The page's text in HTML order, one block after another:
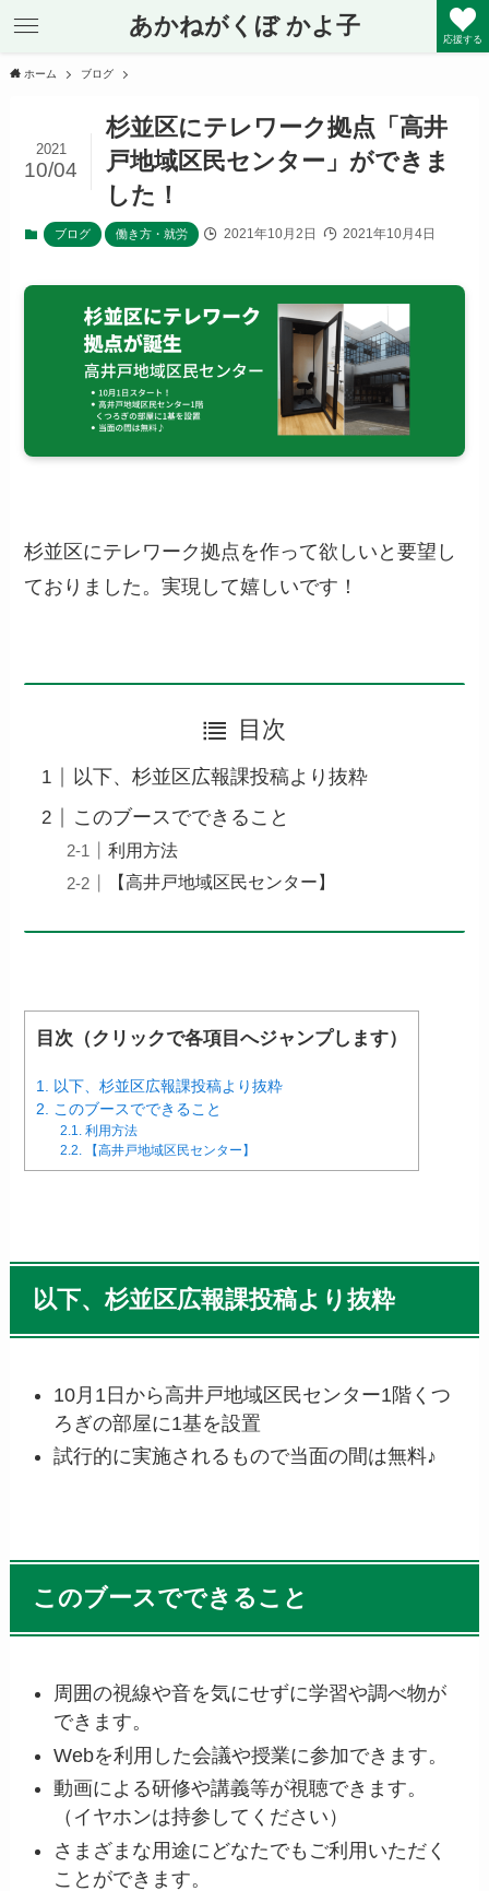
あかねがくぼ かよ子 応援する
ホーム ブログ
杉並区にテレワーク拠点「高井
戸地域区民センター」ができま
した！
2021
10/04
ブログ 働き方・就労 2021年10月2日 2021年10月4日
杉並区にテレワーク拠点を作って欲しいと要望し
ておりました。実現して嬉しいです！
目次
以下、杉並区広報課投稿より抜粋
このブースでできること
利用方法
【高井戸地域区民センター】
目次（クリックで各項目へジャンプします）
1.
以下、杉並区広報課投稿より抜粋
2.
このブースでできること
2.1.
利用方法
2.2.
【高井戸地域区民センター】
以下、杉並区広報課投稿より抜粋
10月1日から高井戸地域区民センター1階くつ
ろぎの部屋に1基を設置
試行的に実施されるもので当面の間は無料♪
このブースでできること
周囲の視線や音を気にせずに学習や調べ物が
できます。
Webを利用した会議や授業に参加できます。
動画による研修や講義等が視聴できます。
（イヤホンは持参してください）
さまざまな用途にどなたでもご利用いただく
ことができます。